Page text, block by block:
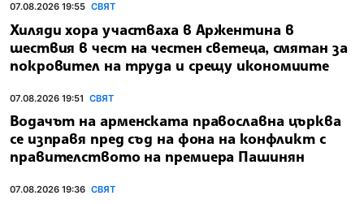
07.08.2026 19:55 СВЯТ
Хиляди хора участваха в Аржентина в
шествия в чест на честен светеца, смятан за
покровител на труда и срещу икономиите
07.08.2026 19:51 СВЯТ
Водачът на арменската православна църква
се изправя пред съд на фона на конфликт с
правителството на премиера Пашинян
07.08.2026 19:36 СВЯТ